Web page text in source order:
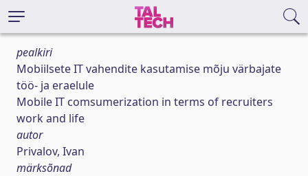
pealkiri
Mobiilsete IT vahendite kasutamise mõju värbajate
töö- ja eraelule
Mobile IT comsumerization in terms of recruiters
work and life
autor
Privalov, Ivan
märksõnad